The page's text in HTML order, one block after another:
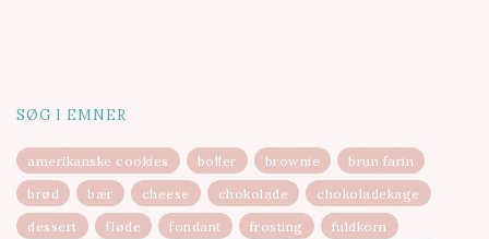
SØG I EMNER
amerikanske cookies boller brownie
brun farin
brød
bær cheese chokolade
chokoladekage
dessert
fløde fondant frosting
fuldkorn